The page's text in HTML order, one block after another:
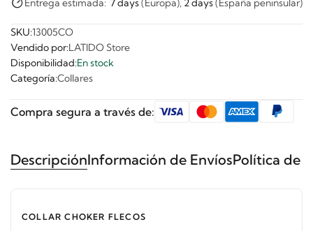
Entrega estimada: 7 days(Europa), 2 days(España peninsular)
SKU:13005CO
Vendido por:LATIDO Store
Disponibilidad:En stock
Categoría:Collares
Compra segura a través de:
DescripciónInformación de EnvíosPolítica de
COLLAR CHOKER FLECOS